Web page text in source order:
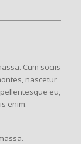
Cum sociis
nascetur
eu,
enim.